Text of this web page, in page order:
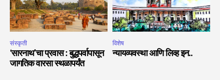
संस्कृती
‘सारनाथ’चा प्रवास : बुद्धपर्वापासून
जागतिक वारसा स्थळापर्यंत
विशेष
न्यायव्यवस्था आणि लिव्ह इन..